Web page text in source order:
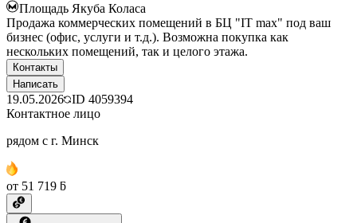
Площадь Якуба Коласа
Продажа коммерческих помещений в БЦ "IT max" под ваш
бизнес (офис, услуги и т.д.). Возможна покупка как
нескольких помещений, так и целого этажа.
Контакты
Написать
19.05.2026 ID 4059394
Контактное лицо
рядом с г. Минск
от 51 719 ƃ